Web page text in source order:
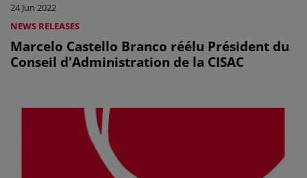
24 Jun 2022
NEWS RELEASES
Marcelo Castello Branco réélu Président du
Conseil d'Administration de la CISAC